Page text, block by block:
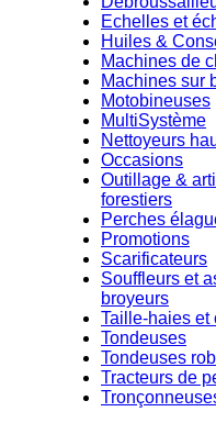
seconde
prix
MarquesNos
Stihl
Viking
Iseki
Echelles et
Huiles &
Machines de
Machines sur
Motobineuses
MultiSystème
Nettoyeurs
Occasions
Outillage &
forestiers
Perches
Promotions
Scarificateurs
Souffleurs et
broyeurs
Taille-haies et
Tondeuses
Tondeuses
Tracteurs de